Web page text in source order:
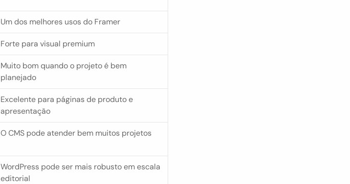
Um dos melhores usos do Framer
Forte para visual premium
Muito bom quando o projeto é bem
planejado
Excelente para páginas de produto e
apresentação
O CMS pode atender bem muitos projetos
WordPress pode ser mais robusto em escala
editorial